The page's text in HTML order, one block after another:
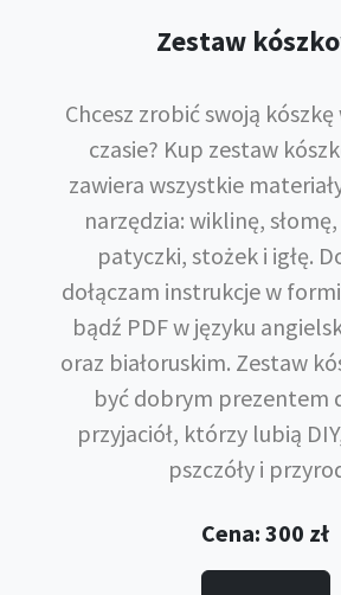
Zestaw
Chcesz zrobić swoją
czasie? Kup zestaw
zawiera wszystkie
narzędzia: wiklinę,
patyczki, stożek i igłę.
dołączam instrukcje w
bądź PDF w języku
oraz białoruskim. Zestaw
być dobrym prezentem
przyjaciół, którzy lubią
pszczóły i
Cena: 300 zł